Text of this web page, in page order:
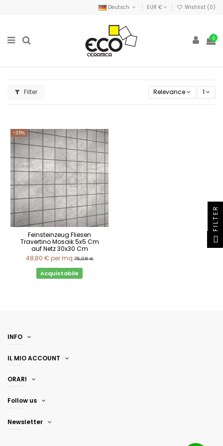
Deutsch EUR € Wishlist (0)
0
Filter Relevance 1
-35%
Feinsteinzeug Fliesen
Travertino Mosaik 5x5 Cm
auf Netz 30x30 Cm
48,80 € per mq 75,08 €
Acquistabile
INFO
IL MIO ACCOUNT
ORARI
Follow us
Newsletter
FILTER